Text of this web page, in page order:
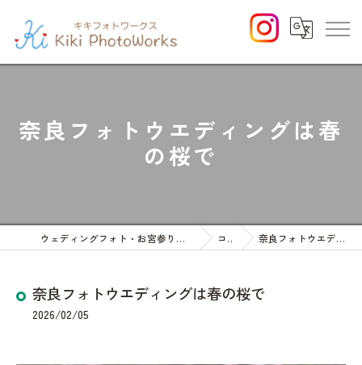
奈良フォトウエディングは春
の桜で
ウェディングフォト・お宮参りや七五三等のファミリーフォト コラム 奈良フォトウエディングは春の桜で
奈良フォトウエディングは春の桜で
2026/02/05